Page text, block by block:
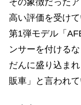
高い評価を受け
第1弾モデル「
ンサーを付ける
だんに盛り込ま
販車」と言われて